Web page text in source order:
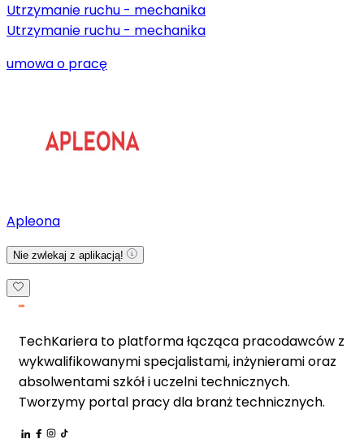
Utrzymanie ruchu - mechanika
Utrzymanie ruchu - mechanika
umowa o pracę
Apleona
Nie zwlekaj z aplikacją!
TechKariera to platforma łącząca pracodawców z
wykwalifikowanymi specjalistami, inżynierami oraz
absolwentami szkół i uczelni technicznych.
Tworzymy portal pracy dla branż technicznych.